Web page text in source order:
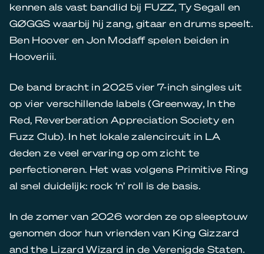
kennen als vast bandlid bij FUZZ, Ty Segall en
GØGGS waarbij hij zang, gitaar en drums speelt.
Ben Hoover en Jon Modaff spelen beiden in
Hooveriii.
De band bracht in 2025 vier 7-inch singles uit
op vier verschillende labels (Greenway, In the
Red, Reverberation Appreciation Society en
Fuzz Club). In het lokale zalencircuit in LA
deden ze veel ervaring op om zicht te
perfectioneren. Het was volgens Primitive Ring
al snel duidelijk: rock ‘n’ roll is de basis.
In de zomer van 2026 worden ze op sleeptouw
genomen door hun vrienden van King Gizzard
and the Lizard Wizard in de Verenigde Staten.